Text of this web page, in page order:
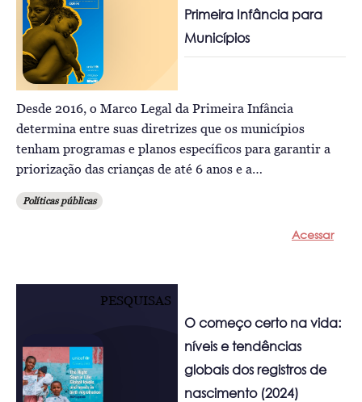
Primeira Infância para
Municípios
Desde 2016, o Marco Legal da Primeira Infância
determina entre suas diretrizes que os municípios
tenham programas e planos específicos para garantir a
priorização das crianças de até 6 anos e a…
Políticas públicas
Acessar
PESQUISAS
O começo certo na vida:
níveis e tendências
globais dos registros de
nascimento (2024)